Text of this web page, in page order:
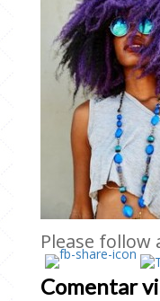
Please follow
Comentar